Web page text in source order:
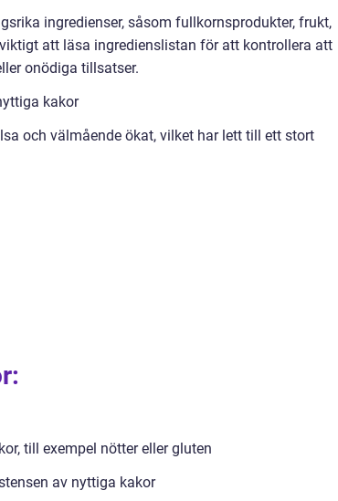
ingredienser, såsom fullkornsprodukter, frukt,
att läsa ingredienslistan för att kontrollera att
onödiga tillsatser.
kakor
och välmående ökat, vilket har lett till ett stort
till exempel nötter eller gluten
av nyttiga kakor